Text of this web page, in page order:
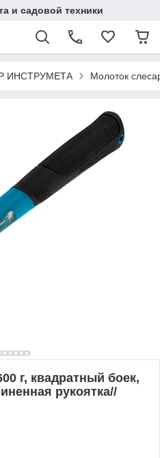
и садовой техники
ИНСТРУМЕТА Молоток
г, квадратный боек,
рукоятка//